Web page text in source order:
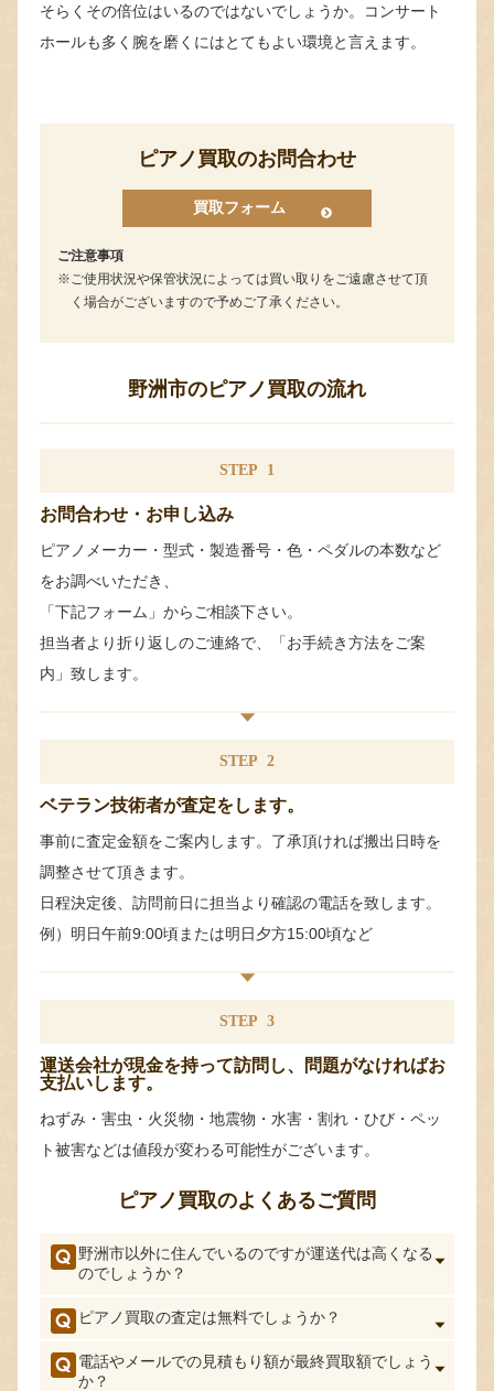
そらくその倍位はいるのではないでしょうか。コンサート
ホールも多く腕を磨くにはとてもよい環境と言えます。
ピアノ買取のお問合わせ
買取フォーム
ご注意事項
ご使用状況や保管状況によっては買い取りをご遠慮させて頂
く場合がございますので予めご了承ください。
野洲市のピアノ買取の流れ
STEP 1
お問合わせ・お申し込み
ピアノメーカー・型式・製造番号・色・ペダルの本数など
をお調べいただき、
「下記フォーム」からご相談下さい。
担当者より折り返しのご連絡で、「お手続き方法をご案
内」致します。
STEP 2
ベテラン技術者が査定をします。
事前に査定金額をご案内します。了承頂ければ搬出日時を
調整させて頂きます。
日程決定後、訪問前日に担当より確認の電話を致します。
例）明日午前9:00頃または明日夕方15:00頃など
STEP 3
運送会社が現金を持って訪問し、問題がなければお
支払いします。
ねずみ・害虫・火災物・地震物・水害・割れ・ひび・ペッ
ト被害などは値段が変わる可能性がございます。
ピアノ買取のよくあるご質問
野洲市以外に住んでいるのですが運送代は高くなる
のでしょうか？
ピアノ買取の査定は無料でしょうか？
電話やメールでの見積もり額が最終買取額でしょう
か？